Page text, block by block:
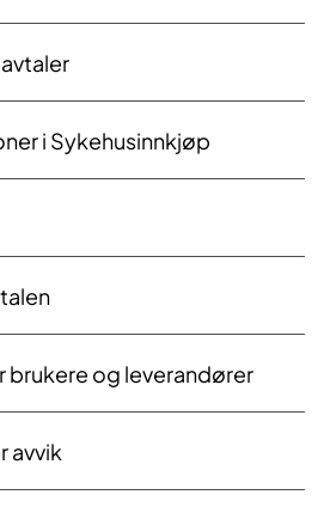
i Sykehusinnkjøp
brukere og leverandører
avvik